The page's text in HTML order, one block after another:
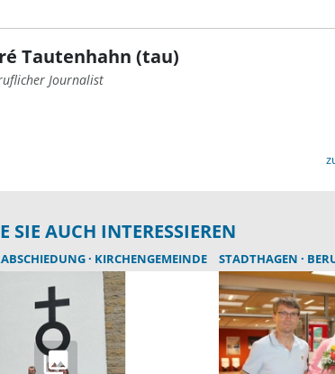
Tautenhahn (tau)
Journalist
SIE AUCH INTERESSIEREN
KIRCHENGEMEINDE STADTHAGEN